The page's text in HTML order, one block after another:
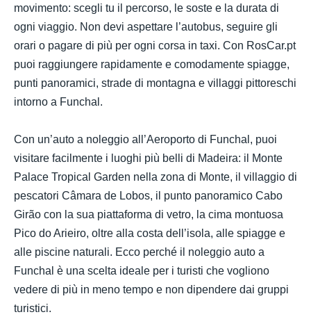
movimento: scegli tu il percorso, le soste e la durata di
ogni viaggio. Non devi aspettare l’autobus, seguire gli
orari o pagare di più per ogni corsa in taxi. Con RosCar.pt
puoi raggiungere rapidamente e comodamente spiagge,
punti panoramici, strade di montagna e villaggi pittoreschi
intorno a Funchal.
Con un’auto a noleggio all’Aeroporto di Funchal, puoi
visitare facilmente i luoghi più belli di Madeira: il Monte
Palace Tropical Garden nella zona di Monte, il villaggio di
pescatori Câmara de Lobos, il punto panoramico Cabo
Girão con la sua piattaforma di vetro, la cima montuosa
Pico do Arieiro, oltre alla costa dell’isola, alle spiagge e
alle piscine naturali. Ecco perché il noleggio auto a
Funchal è una scelta ideale per i turisti che vogliono
vedere di più in meno tempo e non dipendere dai gruppi
turistici.